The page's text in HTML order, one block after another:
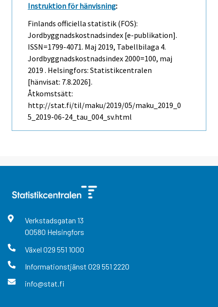
Instruktion för hänvisning:
Finlands officiella statistik (FOS):
Jordbyggnadskostnadsindex [e-publikation].
ISSN=1799-4071. Maj 2019, Tabellbilaga 4.
Jordbyggnadskostnadsindex 2000=100, maj
2019 . Helsingfors: Statistikcentralen
[hänvisat: 7.8.2026].
Åtkomstsätt:
http://stat.fi/til/maku/2019/05/maku_2019_0
5_2019-06-24_tau_004_sv.html
Verkstadsgatan 13
00580 Helsingfors
Växel 029 551 1000
Informationstjänst 029 551 2220
info@stat.fi